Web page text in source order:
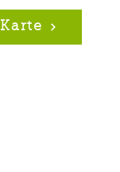
Karte